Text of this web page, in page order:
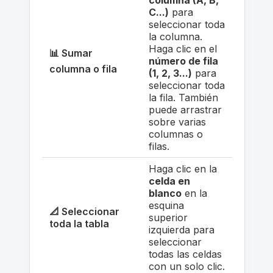
📊 Sumar
columna o fila
C...) para
seleccionar toda
la columna.
Haga clic en el
número de fila
(1, 2, 3...) para
seleccionar toda
la fila. También
puede arrastrar
sobre varias
columnas o
filas.
📐 Seleccionar
toda la tabla
Haga clic en la
celda en
blanco en la
esquina
superior
izquierda para
seleccionar
todas las celdas
con un solo clic.